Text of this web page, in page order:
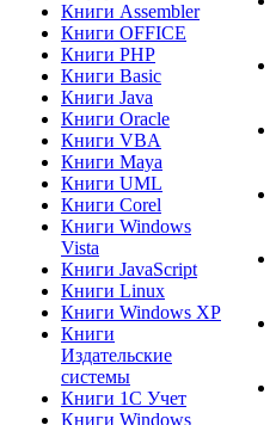
Книги Assembler
Книги OFFICE
Книги PHP
Книги Basic
Книги Java
Книги Oracle
Книги VBA
Книги Maya
Книги UML
Книги Corel
Книги Windows
Vista
Книги JavaScript
Книги Linux
Книги Windows XP
Книги
Издательские
системы
Книги 1C Учет
Книги Windows